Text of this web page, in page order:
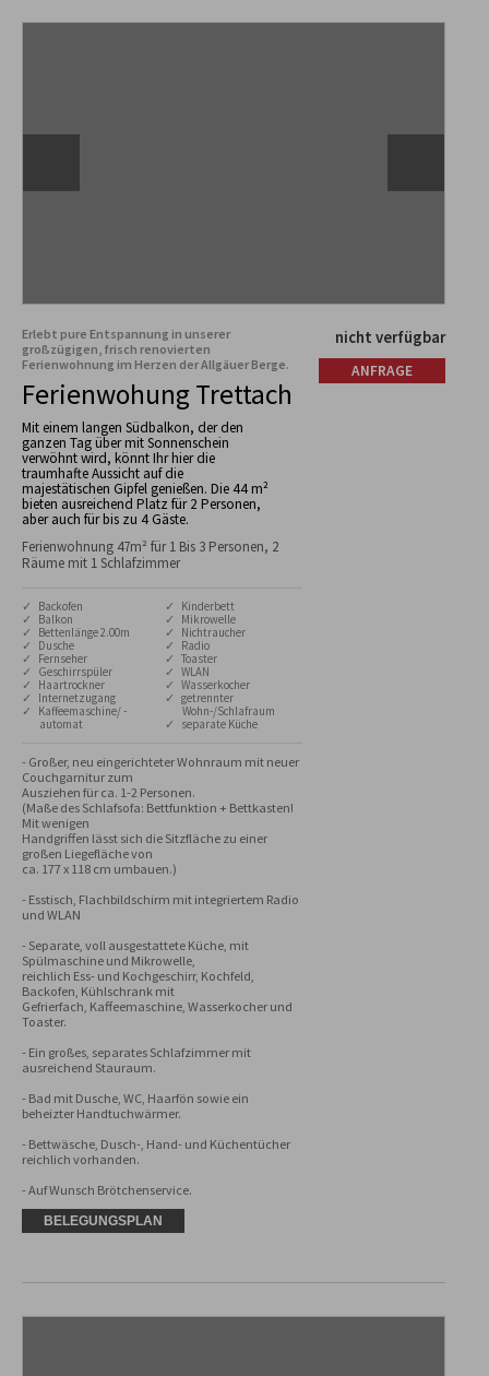
Erlebt pure Entspannung in unserer
großzügigen, frisch renovierten
Ferienwohnung im Herzen der Allgäuer Berge.
Ferienwohung Trettach
Mit einem langen Südbalkon, der den
ganzen Tag über mit Sonnenschein
verwöhnt wird, könnt Ihr hier die
traumhafte Aussicht auf die
majestätischen Gipfel genießen. Die 44 m²
bieten ausreichend Platz für 2 Personen,
aber auch für bis zu 4 Gäste.
Ferienwohnung 47m² für 1 Bis 3 Personen, 2
Räume mit 1 Schlafzimmer
✓ Backofen
✓ Balkon
✓ Bettenlänge 2.00m
✓ Dusche
✓ Fernseher
✓ Geschirrspüler
✓ Haartrockner
✓ Internetzugang
✓ Kaffeemaschine/ -
automat
✓ Kinderbett
✓ Mikrowelle
✓ Nichtraucher
✓ Radio
✓ Toaster
✓ WLAN
✓ Wasserkocher
✓ getrennter
Wohn-/Schlafraum
✓ separate Küche
- Großer, neu eingerichteter Wohnraum mit neuer
Couchgarnitur zum
Ausziehen für ca. 1-2 Personen.
(Maße des Schlafsofa: Bettfunktion + Bettkasten!
Mit wenigen
Handgriffen lässt sich die Sitzfläche zu einer
großen Liegefläche von
ca. 177 x 118 cm umbauen.)
- Esstisch, Flachbildschirm mit integriertem Radio
und WLAN
- Separate, voll ausgestattete Küche, mit
Spülmaschine und Mikrowelle,
reichlich Ess- und Kochgeschirr, Kochfeld,
Backofen, Kühlschrank mit
Gefrierfach, Kaffeemaschine, Wasserkocher und
Toaster.
- Ein großes, separates Schlafzimmer mit
ausreichend Stauraum.
- Bad mit Dusche, WC, Haarfön sowie ein
beheizter Handtuchwärmer.
- Bettwäsche, Dusch-, Hand- und Küchentücher
reichlich vorhanden.
- Auf Wunsch Brötchenservice.
nicht verfügbar
ANFRAGE
BELEGUNGSPLAN